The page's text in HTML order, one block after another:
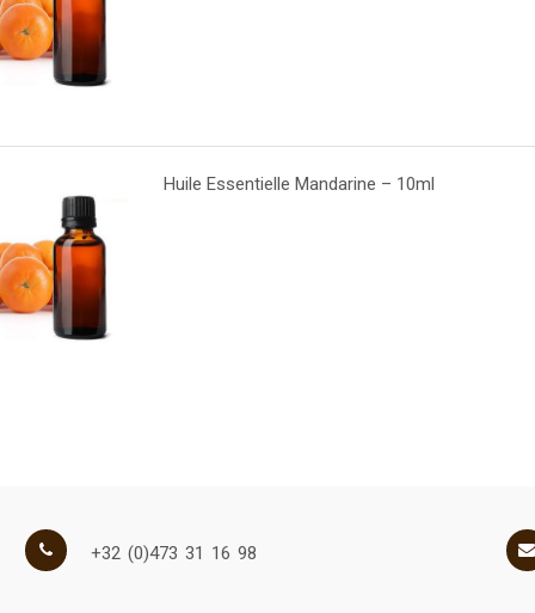
Huile Essentielle Mandarine – 10ml
+32 (0)473 31 16 98